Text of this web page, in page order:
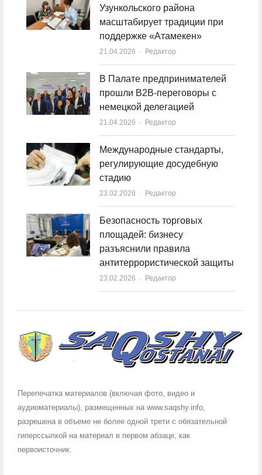
Узункольского района
масштабирует традиции при
поддержке «Атамекен»
21.04.2026 Author
Редактор
В Палате предпринимателей
прошли B2B-переговоры с
немецкой делегацией
21.04.2026 Author
Редактор
Международные стандарты,
регулирующие досудебную
стадию
23.02.2026 Author
Редактор
Безопасность торговых
площадей: бизнесу
разъяснили правила
антитеррористической защиты
23.02.2026 Author
Редактор
Перепечатка материалов (включая фото, видео и
аудиоматериалы), размещенных на www.saqshy.info,
разрешена в объеме не более одной трети с обязательной
гиперссылкой на материал в первом абзаце, как
первоисточник.